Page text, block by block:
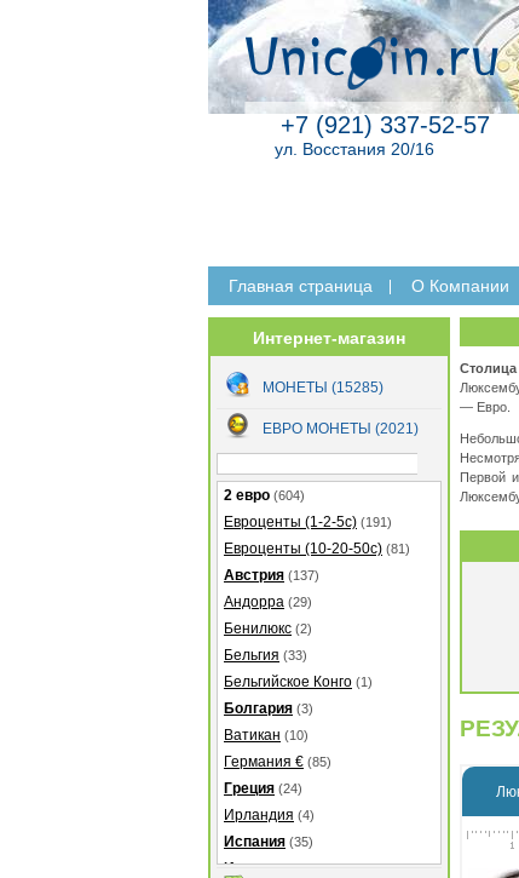
+7 (921) 337-52-57
ул. Восстания 20/16
Главная страница O Компании
Интернет-магазин
МОНЕТЫ (15285)
ЕВРО МОНЕТЫ (2021)
2 евро (604)
Евроценты (1-2-5с) (191)
Евроценты (10-20-50с) (81)
Австрия (137)
Андорра (29)
Бенилюкс (2)
Бельгия (33)
Бельгийское Конго (1)
Болгария (3)
Ватикан (10)
Германия € (85)
Греция (24)
Ирландия (4)
Испания (35)
Италия(38)
Столица
— Евро.
Первой